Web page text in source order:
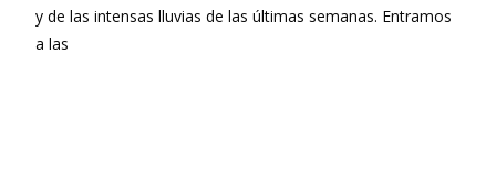
y de las intensas lluvias de las últimas semanas. Entramos
a las